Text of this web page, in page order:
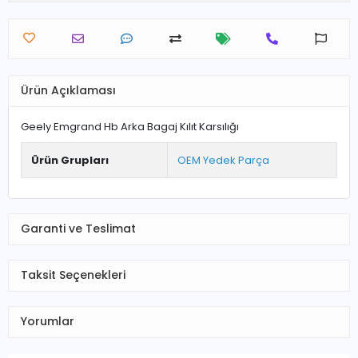
Ürün Açıklaması
Geely Emgrand Hb Arka Bagaj Kılıt Karsılığı
Ürün Grupları OEM Yedek Parça
Garanti ve Teslimat
Taksit Seçenekleri
Yorumlar